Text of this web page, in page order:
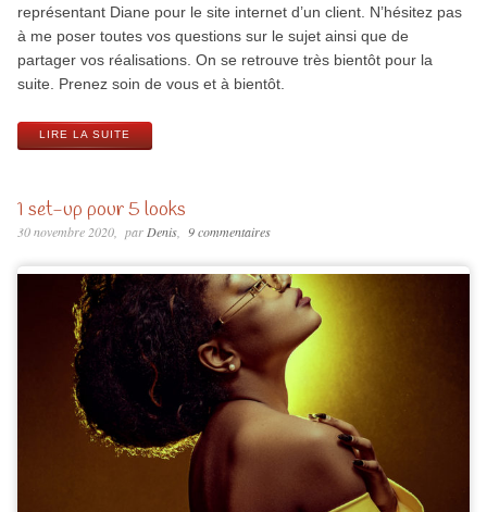
représentant Diane pour le site internet d’un client. N’hésitez pas
à me poser toutes vos questions sur le sujet ainsi que de
partager vos réalisations. On se retrouve très bientôt pour la
suite. Prenez soin de vous et à bientôt.
LIRE LA SUITE
1 set-up pour 5 looks
30 novembre 2020 par Denis 9 commentaires